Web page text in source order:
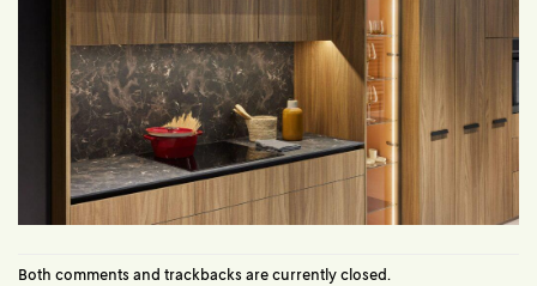
Both comments and trackbacks are currently closed.